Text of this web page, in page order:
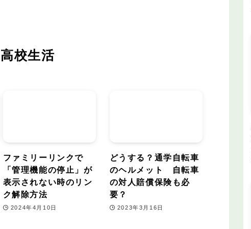
高校生活
ファミリーリンクで
「管理機能の停止」が
表示されない時のリン
ク解除方法
2024年4月10日
どうする？通学自転車
のヘルメット 自転車
の対人賠償保険も必
要？
2023年3月16日